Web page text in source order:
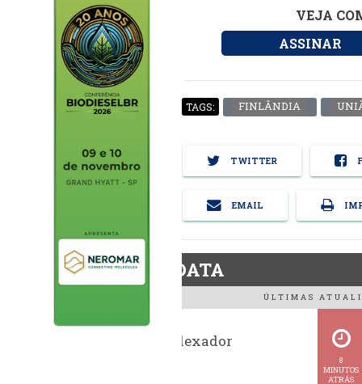
VEJA
ASSINAR
TAGS: FINLÂNDIA
TWITTER
EMAIL
BiodieselDATA
ÚLTIMAS
Histórico indexador
8
MINUTOS
ATRÁS